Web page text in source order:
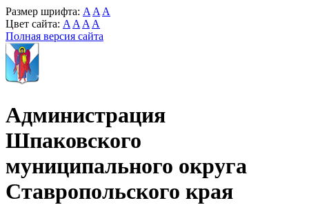
Размер шрифта: A A A
Цвет сайта: A A A A
Полная версия сайта
Администрация
Шпаковского
муниципального округа
Ставропольского края